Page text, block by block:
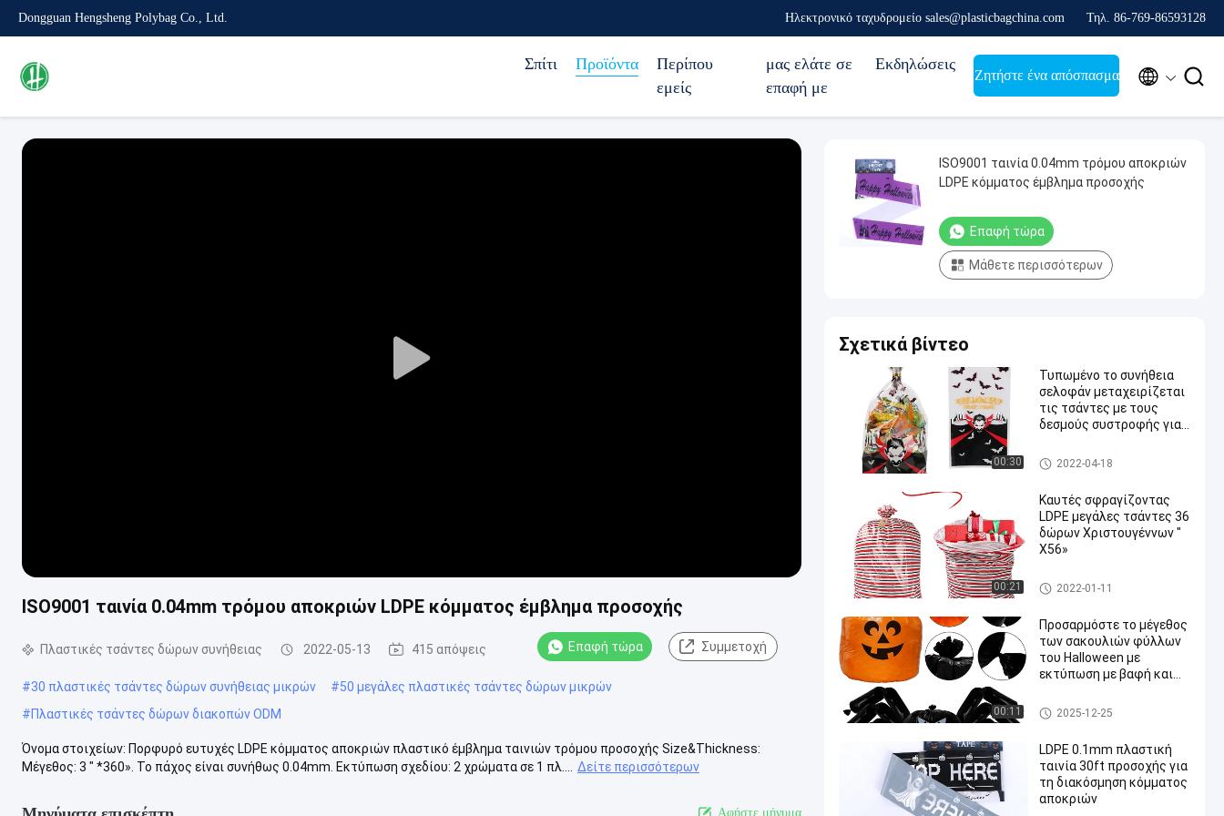
Dongguan Hengsheng Polybag Co., Ltd. Ηλεκτρονικό ταχυδρομείο sales@plasticbagchina.com Τηλ. 86-769-86593128
Σπίτι Προϊόντα
Περίπου
εμείς
μας ελάτε σε
επαφή με
Εκδηλώσεις
Ζητήστε ένα απόσπασμα  
Play
ISO9001 ταινία 0.04mm τρόμου αποκριών LDPE κόμματος έμβλημα προσοχής
Πλαστικές τσάντες δώρων συνήθειας 2022-05-13 415 απόψεις Επαφή τώρα Συμμετοχή
#30 πλαστικές τσάντες δώρων συνήθειας μικρών #50 μεγάλες πλαστικές τσάντες δώρων μικρών
#Πλαστικές τσάντες δώρων διακοπών ODM
Όνομα στοιχείων: Πορφυρό ευτυχές LDPE κόμματος αποκριών πλαστικό έμβλημα ταινιών τρόμου προσοχής Size&Thickness:
Μέγεθος: 3 " *360». Το πάχος είναι συνήθως 0.04mm. Εκτύπωση σχεδίου: 2 χρώματα σε 1 πλ....
Δείτε περισσότερων
Αφήστε μήνυμα
ISO9001 ταινία 0.04mm τρόμου αποκριών
LDPE κόμματος έμβλημα προσοχής
Επαφή τώρα
Μάθετε περισσότερων
Σχετικά βίντεο
00:30
Τυπωμένο το συνήθεια
σελοφάν μεταχειρίζεται
τις τσάντες με τους
δεσμούς συστροφής για
Πλαστικές τσάντες δώρων
συνήθειας
2022-04-18
00:21
Καυτές σφραγίζοντας
LDPE μεγάλες τσάντες 36
δώρων Χριστουγέννων "
X56»
Πλαστικές τσάντες δώρων
συνήθειας
2022-01-11
00:11
Προσαρμόστε το μέγεθος
των σακουλιών φύλλων
του Halloween με
εκτύπωση με βαφή και
διακόσμηση του πάρτι
του Halloween
Πλαστικές τσάντες δώρων
συνήθειας
2025-12-25
LDPE 0.1mm πλαστική
ταινία 30ft προσοχής για
τη διακόσμηση κόμματος
αποκριών